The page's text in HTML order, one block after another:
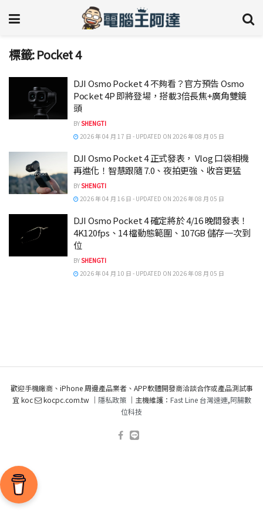
標籤:Pocket 4
DJI Osmo Pocket 4 不夠看？官方預告 Osmo
Pocket 4P 即將登場，搭載3倍長焦+廣角雙鏡
頭
BYSHENGTI
2026 年 04 月 17 日 - UPDATED ON 2026 年 08 月 05 日
DJI Osmo Pocket 4 正式發表， Vlog 口袋相機
再進化！智慧跟隨 7.0、夜拍更強、收音更猛
BYSHENGTI
2026 年 04 月 16 日 - UPDATED ON 2026 年 08 月 05 日
DJI Osmo Pocket 4 確定將於 4/16 晚間發表！
4K120fps、14 檔動態範圍、107GB 儲存一次到
位
BYSHENGTI
2026 年 04 月 10 日 - UPDATED ON 2026 年 08 月 05 日
歡迎手機廠商、iPhone 周邊產品業者、APP軟體開發商洽談合作或產品測試事
宜 koc
kocpc.com.tw ｜ 隱私政策｜主機維護： Fast Line 台灣速連,阿腸數
位科技